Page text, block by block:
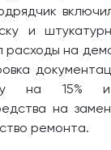
и
расходы на
на 15% и
на
ремонта.